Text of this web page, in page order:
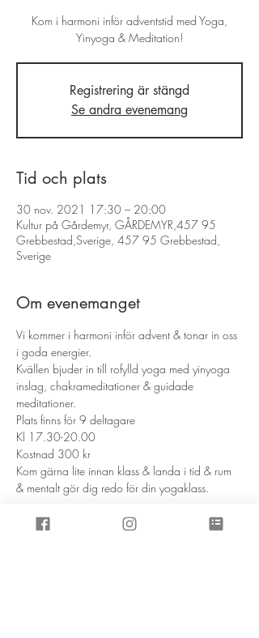
Kom i harmoni inför adventstid med Yoga,
Yinyoga & Meditation!
Registrering är stängd
Se andra evenemang
Tid och plats
30 nov. 2021 17:30 – 20:00
Kultur på Gårdemyr, GÅRDEMYR,457 95
Grebbestad,Sverige, 457 95 Grebbestad,
Sverige
Om evenemanget
Vi kommer i harmoni inför advent & tonar in oss
i goda energier.
Kvällen bjuder in till rofylld yoga med yinyoga
inslag, chakrameditationer & guidade
meditationer.
Plats finns för 9 deltagare
Kl 17.30-20.00
Kostnad 300 kr
Kom gärna lite innan klass & landa i tid & rum
& mentalt gör dig redo för din yogaklass.
Visa mer